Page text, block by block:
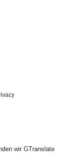
wir GTranslate